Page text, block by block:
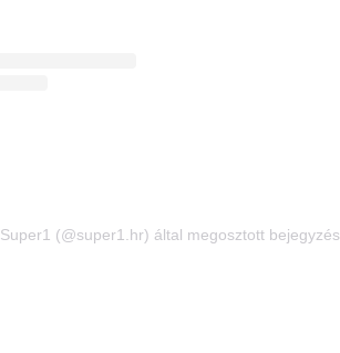
Super1 (@super1.hr) által megosztott bejegyzés